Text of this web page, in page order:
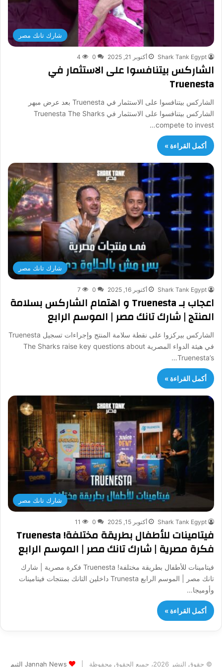
شارك تانك مصر
Shark Tank Egypt أكتوبر 21, 2025 0
4
الشاركس بيتنافسوا على الاستثمار في
Truenesta
الشاركس بيتنافسوا على الاستثمار في Truenesta بعد عرض مبهر
الشاركس بيتنافسوا على الاستثمار في Truenesta The Sharks
compete to invest…
أكمل القراءة »
شارك تانك مصر
Shark Tank Egypt أكتوبر 16, 2025 0
7
اعجاب بـ Truenesta و اهتمام الشاركس بسلامة
المنتج | شارك تانك مصر | الموسم الرابع
الشاركس بيركزوا على نقطة سلامة المنتج وإجراءات تسجيل Truenesta
في هيئة الدواء المصرية The Sharks raise key questions about
Truenesta’s…
أكمل القراءة »
شارك تانك مصر
Shark Tank Egypt أكتوبر 15, 2025 0
11
فيتامينات للأطفال بطريقة مختلفة! Truenesta
فكرة مصرية | شارك تانك مصر | الموسم الرابع
فيتامينات للأطفال بطريقة مختلفة! Truenesta فكرة مصرية | شارك
تانك مصر | الموسم الرابع Trunesta داخلين التانك بمنتجات فيتامينات
وأوميجا…
أكمل القراءة »
© حقوق النشر 2026، جميع الحقوق محفوظة | Jannah News الثيم